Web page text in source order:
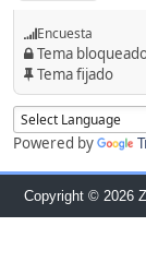
Encuesta
Tema
Tema fijado
Powered by
Copyright © 2026